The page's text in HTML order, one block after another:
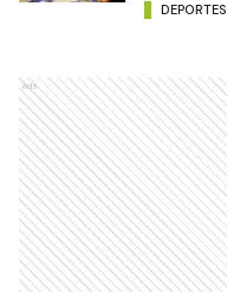
DEPORTES
Ads